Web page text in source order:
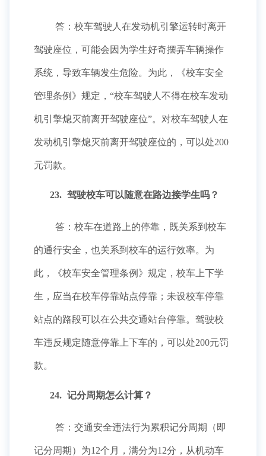
答：校车驾驶人在发动机引擎运转时离开
驾驶座位，可能会因为学生好奇摆弄车辆操作
系统，导致车辆发生危险。为此，《校车安全
管理条例》规定，“校车驾驶人不得在校车发动
机引擎熄灭前离开驾驶座位”。对校车驾驶人在
发动机引擎熄灭前离开驾驶座位的，可以处200
元罚款。
23. 驾驶校车可以随意在路边接学生吗？
答：校车在道路上的停靠，既关系到校车
的通行安全，也关系到校车的运行效率。为
此，《校车安全管理条例》规定，校车上下学
生，应当在校车停靠站点停靠；未设校车停靠
站点的路段可以在公共交通站台停靠。驾驶校
车违反规定随意停靠上下车的，可以处200元罚
款。
24. 记分周期怎么计算？
答：交通安全违法行为累积记分周期（即
记分周期）为12个月，满分为12分，从机动车